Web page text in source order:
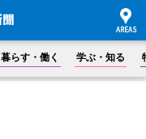
暮らす・働く 学ぶ・知る